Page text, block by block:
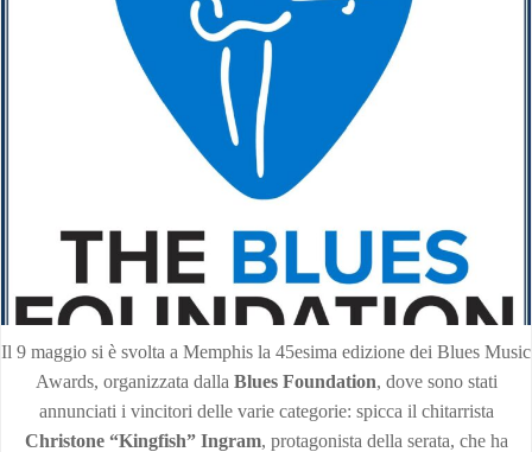
Il 9 maggio si è svolta a Memphis la 45esima edizione dei Blues Music
Awards, organizzata dalla Blues Foundation, dove sono stati
annunciati i vincitori delle varie categorie: spicca il chitarrista
Christone “Kingfish” Ingram, protagonista della serata, che ha